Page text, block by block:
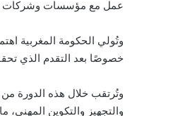
عمل مع مؤسسات وشركات
وتُولي الحكومة المغربية
خصوصًا بعد التقدم الذي
وتُرتقب خلال هذه الدورة
والتجهيز والتكوين